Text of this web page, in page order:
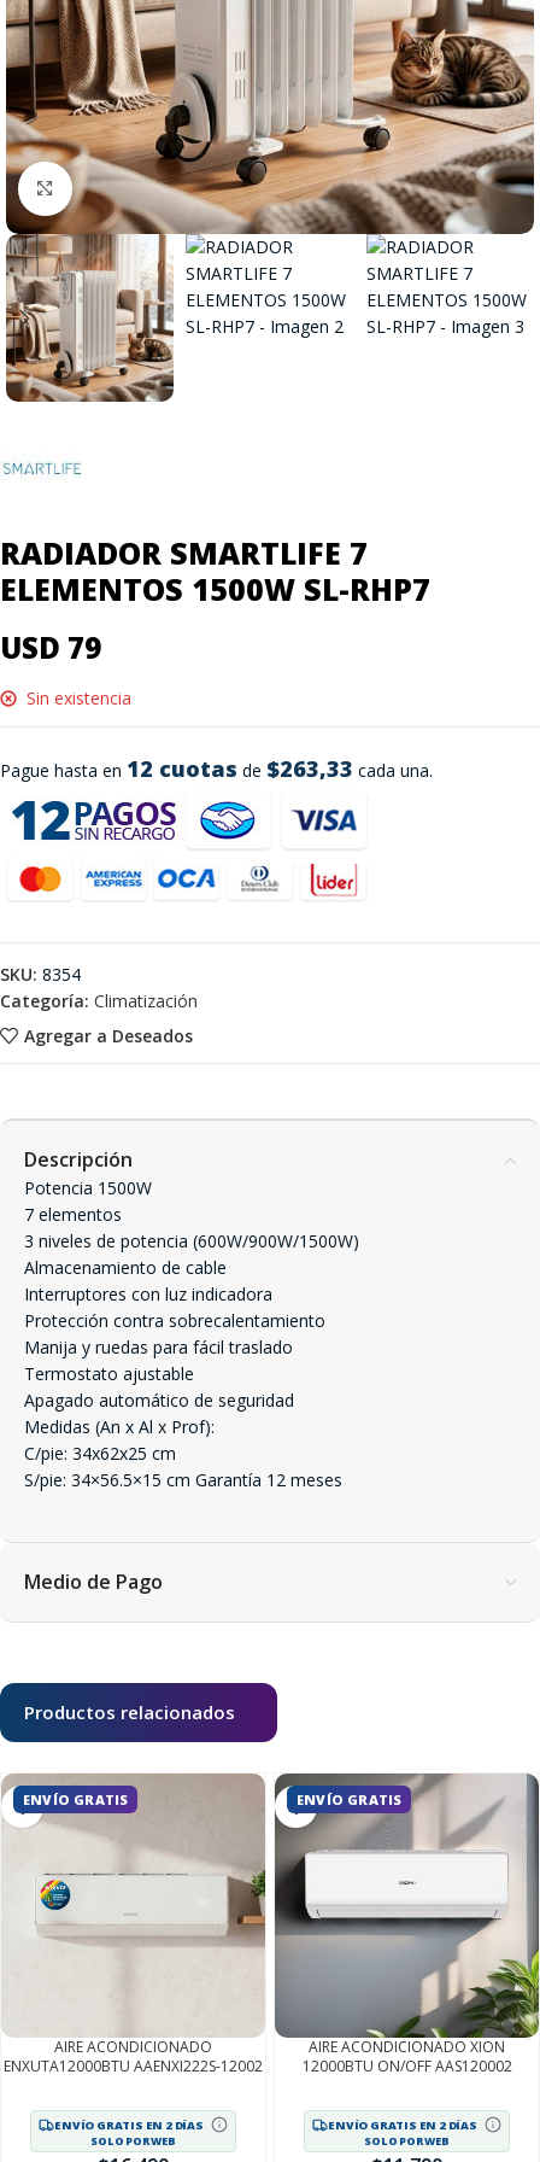
Click to enlarge
RADIADOR SMARTLIFE 7
ELEMENTOS 1500W SL-RHP7
USD 79
Pague hasta en 12 cuotas de $263,33 cada una.
Sin existencia
Agregar a Deseados
SKU: 8354
Categoría: Climatización
Descripción
Potencia 1500W
7 elementos
3 niveles de potencia (600W/900W/1500W)
Almacenamiento de cable
Interruptores con luz indicadora
Protección contra sobrecalentamiento
Manija y ruedas para fácil traslado
Termostato ajustable
Apagado automático de seguridad
Medidas (An x Al x Prof):
C/pie: 34x62x25 cm
S/pie: 34×56.5×15 cm Garantía 12 meses
Medio de Pago
Productos relacionados
ENVÍO GRATIS
AIRE ACONDICIONADO
ENXUTA12000BTU AAENXI222S-12002
ENVÍO GRATIS EN 2 DÍAS
SOLO POR WEB
ENVÍO GRATIS
AIRE ACONDICIONADO XION
12000BTU ON/OFF AAS120002
ENVÍO GRATIS EN 2 DÍAS
SOLO POR WEB